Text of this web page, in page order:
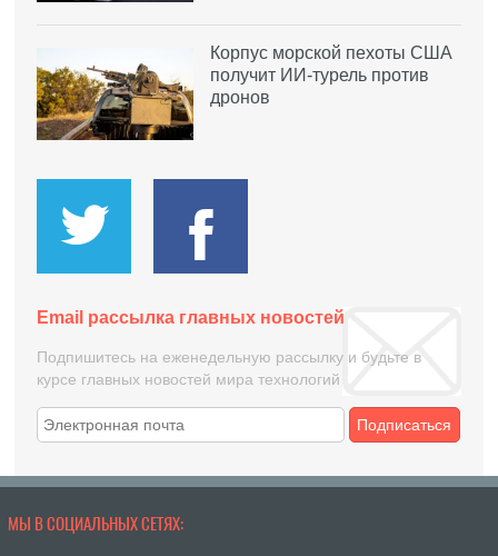
Корпус морской пехоты США
получит ИИ-турель против
дронов
Email рассылка главных новостей
Подпишитесь на еженедельную рассылку и будьте в
курсе главных новостей мира технологий
Подписаться
МЫ В СОЦИАЛЬНЫХ СЕТЯХ: